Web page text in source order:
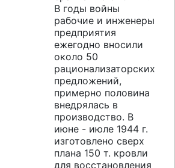
В годы войны
рабочие и инженеры
предприятия
ежегодно вносили
около 50
рационализаторских
предложений,
примерно половина
внедрялась в
производство. В
июне - июле 1944 г.
изготовлено сверх
плана 150 т. кровли
для восстановления